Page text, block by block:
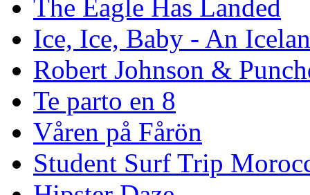
The Eagle Has Landed
Ice, Ice, Baby - An
Robert Johnson &
Te parto en 8
Våren på Fårön
Student Surf Trip